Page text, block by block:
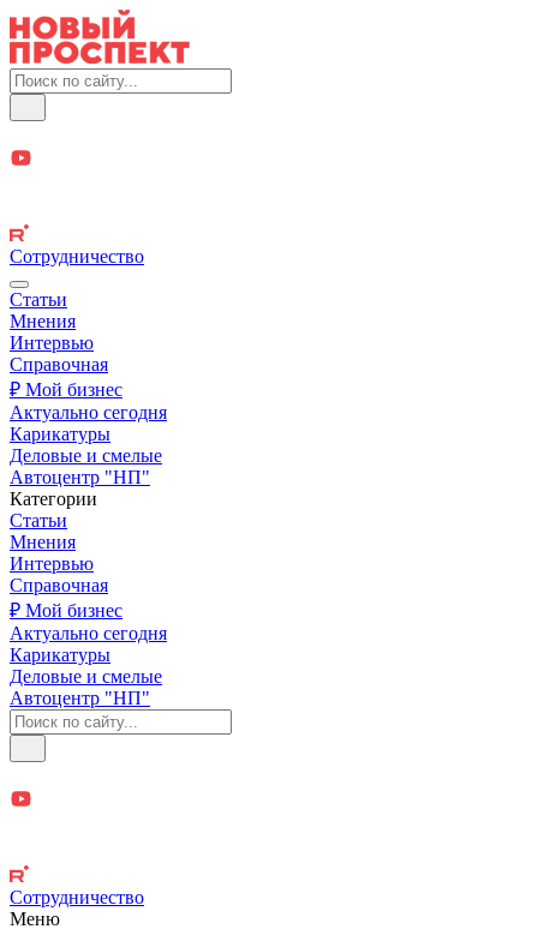
Сотрудничество
Статьи
Мнения
Интервью
Справочная
₽ Мой бизнес
Актуально сегодня
Карикатуры
Деловые и смелые
Автоцентр "НП"
Категории
Статьи
Мнения
Интервью
Справочная
₽ Мой бизнес
Актуально сегодня
Карикатуры
Деловые и смелые
Автоцентр "НП"
Сотрудничество
Меню